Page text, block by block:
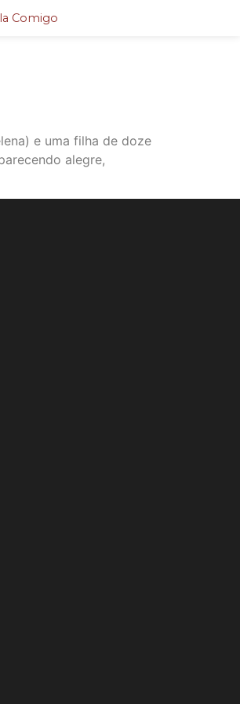
Comigo
e uma filha de doze
alegre,